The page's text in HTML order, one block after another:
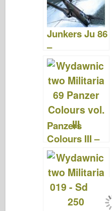
Junkers Ju 86
–
Wydawnictw
o Militaria 142
Panzers
Colours III –
Wydawnictw
o Militaria 069